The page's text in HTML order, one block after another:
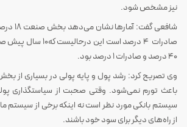
نیز مشخص شود.
۴۰ درصد و صادرات ۱ درصد بود.
وی تصریح کرد: رشد پول و پایه پولی در بسیاری از
باعث تورم نمی‌شود. وقتی صحبت از سیاستگذاری
سیستم بانکی مورد نظر است نه اینکه برخی از سیستم
از راه‌های دیگر برای سود خود باشند.